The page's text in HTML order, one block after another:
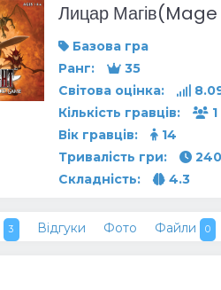
Лицар
Базова гра
Ранг:
35
Світова оцінка:
Кількість гравців:
Вік гравців:
14
Тривалість гри:
240
Складність:
4.3
3 Відгуки Фото Файли 0